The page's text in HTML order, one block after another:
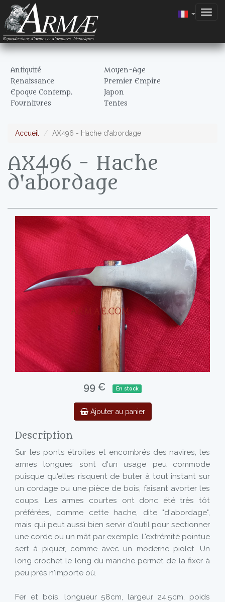
Antiquité
Moyen-Age
Renaissance
Premier Empire
Epoque Contemp.
Japon
Fournitures
Tentes
Accueil AX496 - Hache d'abordage
AX496 - Hache
d'abordage
99 € En stock
Ajouter au panier
Description
Sur les ponts étroites et encombrés des navires, les
armes longues sont d'un usage peu commode
puisque qu'elles risquent de buter à tout instant sur
un cordage ou une pièce de bois, faisant avorter les
coups. Les armes courtes ont donc été très tôt
préférées, comme cette hache, dite "d'abordage",
mais qui peut aussi bien servir d'outil pour sectionner
une corde ou un mât par exemple. L'extrémité pointue
sert à piquer, comme avec un moderne piolet. Un
long crochet le long du manche permet de la fixer à
peu près n'importe où.
Fer et bois, longueur 58cm, largeur 24,5cm, poids